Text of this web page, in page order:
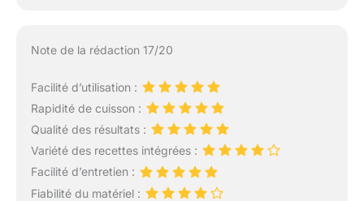
Note de la rédaction 17/20
Facilité d’utilisation :
Rapidité de cuisson :
Qualité des résultats :
Variété des recettes intégrées :
Facilité d’entretien :
Fiabilité du matériel :